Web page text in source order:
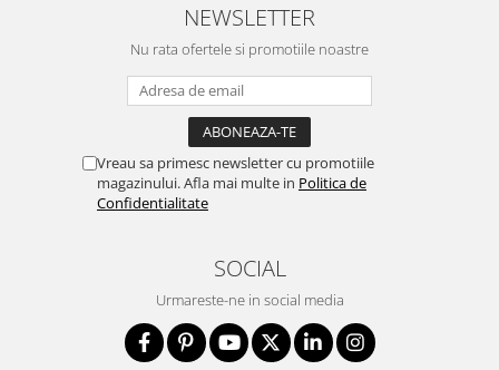
NEWSLETTER
Nu rata ofertele si promotiile noastre
Vreau sa primesc newsletter cu promotiile
magazinului. Afla mai multe in Politica de
Confidentialitate
SOCIAL
Urmareste-ne in social media